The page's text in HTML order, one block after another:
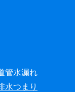
管水漏れ
水つまり